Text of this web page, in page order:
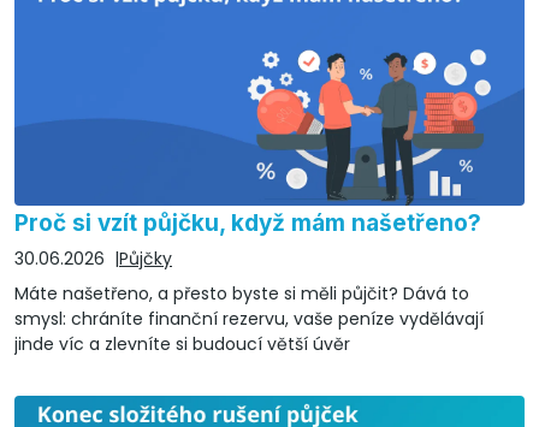
Proč si vzít půjčku, když mám našetřeno?
30.06.2026
Půjčky
Máte našetřeno, a přesto byste si měli půjčit? Dává to
smysl: chráníte finanční rezervu, vaše peníze vydělávají
jinde víc a zlevníte si budoucí větší úvěr